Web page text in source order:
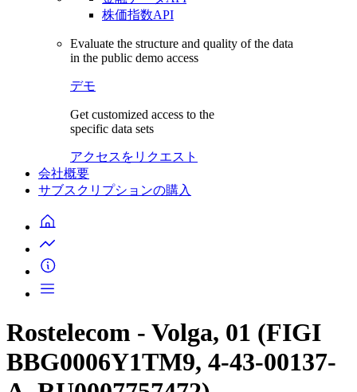
株価指数API
Evaluate the structure and quality of the data
in the public demo access
デモ
Get customized access to the
specific data sets
アクセスをリクエスト
会社概要
サブスクリプションの購入
Rostelecom - Volga, 01 (FIGI
BBG0006Y1TM9, 4-43-00137-